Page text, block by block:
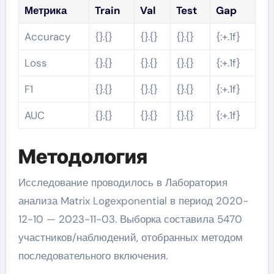
Метрика Train Val Test
Gap
Accuracy
{}.{} {}.{} {}.{}
{:+.1f}
Loss
{}.{} {}.{} {}.{}
{:+.1f}
F1
{}.{} {}.{} {}.{}
{:+.1f}
AUC
{}.{} {}.{} {}.{} {:+.1f}
Методология
Исследование проводилось в Лаборатория
анализа Matrix Logexponential в период 2020-
12-10 — 2023-11-03. Выборка составила 5470
участников/наблюдений, отобранных методом
последовательного включения.